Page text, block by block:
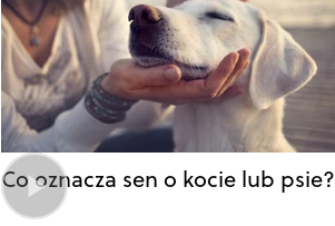
Co oznacza sen o kocie lub psie?